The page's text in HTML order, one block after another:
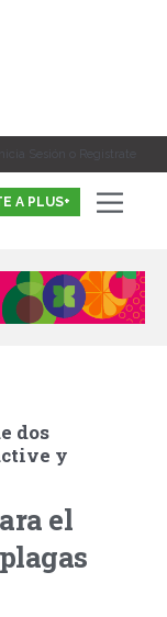
Inicia Sesión o Registrate
A PLUS+
dos
y
el